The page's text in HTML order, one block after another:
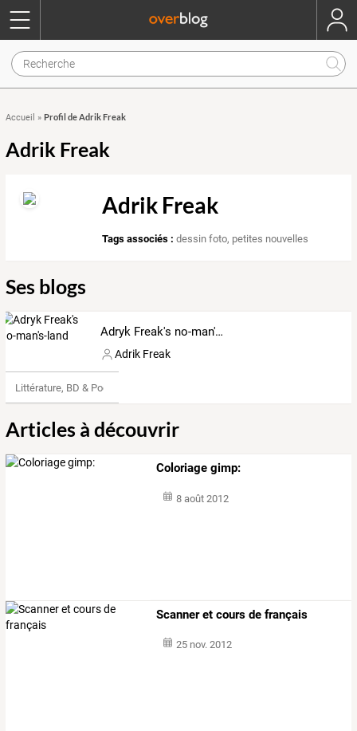
Accueil » Profil de Adrik Freak
Adrik Freak
Adrik Freak
Tags associés : dessin foto, petites nouvelles
Ses blogs
Adryk Freak's no-man's-land
Adrik Freak
Littérature, BD & Poésie
Articles à découvrir
Coloriage gimp:
8 août 2012
Scanner et cours de français
25 nov. 2012